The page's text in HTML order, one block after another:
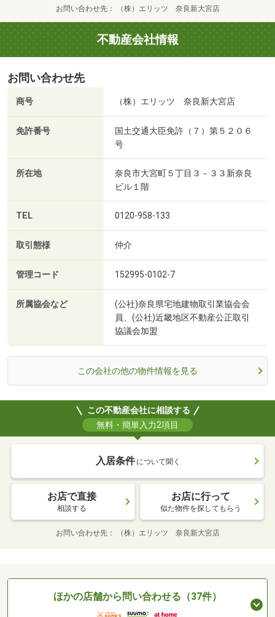
お問い合わせ先 （株）エリッツ 奈良新大宮店
不動産会社情報
お問い合わせ先
商号 （株）エリッツ 奈良新大宮店
免許番号
国土交通大臣免許（７）第５２０６
号
所在地
奈良市大宮町５丁目３－３３新奈良
ビル１階
TEL 0120-958-133
取引態様 仲介
管理コード 152995-0102-7
所属協会など
(公社)奈良県宅地建物取引業協会会
員、(公社)近畿地区不動産公正取引
協議会加盟
この会社の他の物件情報を見る
この不動産会社に相談する
無料・簡単入力2項目
入居条件 について聞く
お店で直接
相談する
お店に行って
似た物件を探してもらう
お問い合わせ先 （株）エリッツ 奈良新大宮店
ほかの店舗から問い合わせる（37件）